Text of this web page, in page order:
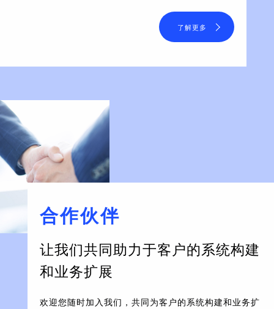
了解更多
合作伙伴
让我们共同助力于客户的系统构建
和业务扩展
欢迎您随时加入我们，共同为客户的系统构建和业务扩